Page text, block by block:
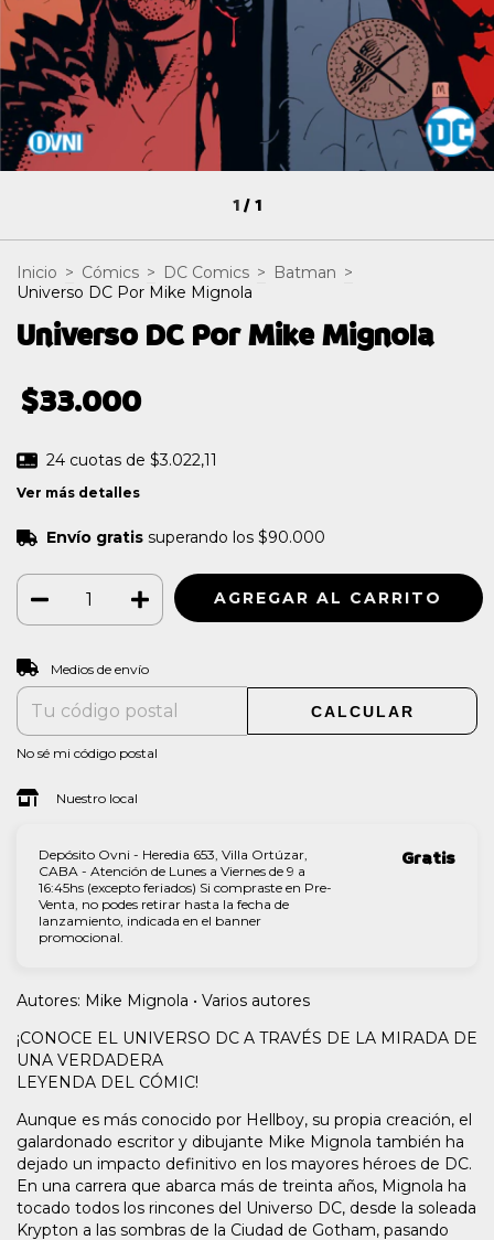
1/1
Inicio > Cómics > DC Comics > Batman >
Universo DC Por Mike Mignola
Universo DC Por Mike Mignola
$33.000
24 cuotas de $3.022,11
Ver más detalles
Envío gratis superando los $90.000
Entregas para el CP:
Medios de envío
CALCULAR
No sé mi código postal
Nuestro local
Depósito Ovni - Heredia 653, Villa Ortúzar,
CABA - Atención de Lunes a Viernes de 9 a
16:45hs (excepto feriados) Si compraste en Pre-
Venta, no podes retirar hasta la fecha de
lanzamiento, indicada en el banner
promocional.
Gratis
Autores: Mike Mignola • Varios autores
¡CONOCE EL UNIVERSO DC A TRAVÉS DE LA MIRADA DE
UNA VERDADERA
LEYENDA DEL CÓMIC!
Aunque es más conocido por Hellboy, su propia creación, el
galardonado escritor y dibujante Mike Mignola también ha
dejado un impacto definitivo en los mayores héroes de DC.
En una carrera que abarca más de treinta años, Mignola ha
tocado todos los rincones del Universo DC, desde la soleada
Krypton a las sombras de la Ciudad de Gotham, pasando